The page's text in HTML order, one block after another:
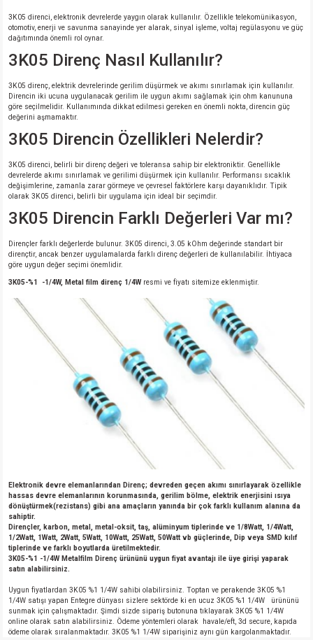
3K05 direnci, elektronik devrelerde yaygın olarak kullanılır. Özellikle telekomünikasyon,
otomotiv, enerji ve savunma sanayinde yer alarak, sinyal işleme, voltaj regülasyonu ve güç
dağıtımında önemli rol oynar.
3K05 Direnç Nasıl Kullanılır?
3K05 direnç, elektrik devrelerinde gerilim düşürmek ve akımı sınırlamak için kullanılır.
Direncin iki ucuna uygulanacak gerilim ile uygun akımı sağlamak için ohm kanununa
göre seçilmelidir. Kullanımında dikkat edilmesi gereken en önemli nokta, direncin güç
değerini aşmamaktır.
3K05 Direncin Özellikleri Nelerdir?
3K05 direnci, belirli bir direnç değeri ve toleransa sahip bir elektroniktir. Genellikle
devrelerde akımı sınırlamak ve gerilimi düşürmek için kullanılır. Performansı sıcaklık
değişimlerine, zamanla zarar görmeye ve çevresel faktörlere karşı dayanıklıdır. Tipik
olarak 3K05 direnci, belirli bir uygulama için ideal bir seçimdir.
3K05 Direncin Farklı Değerleri Var mı?
Dirençler farklı değerlerde bulunur. 3K05 direnci, 3.05 kOhm değerinde standart bir
dirençtir, ancak benzer uygulamalarda farklı direnç değerleri de kullanılabilir. İhtiyaca
göre uygun değer seçimi önemlidir.
3K05-%1 -1/4W, Metal film direnç 1/4Wresmi ve fiyatı sitemize eklenmiştir.
Elektronik devre elemanlarından Direnç; devreden geçen akımı sınırlayarak özellikle
hassas devre elemanlarının korunmasında, gerilim bölme, elektrik enerjisini ısıya
dönüştürmek(rezistans) gibi ana amaçların yanında bir çok farklı kullanım alanına da
sahiptir.
Dirençler, karbon, metal, metal-oksit, taş, alüminyum tiplerinde ve 1/8Watt, 1/4Watt,
1/2Watt, 1Watt, 2Watt, 5Watt, 10Watt, 25Watt, 50Watt vb güçlerinde, Dip veya SMD kılıf
tiplerinde ve farklı boyutlarda üretilmektedir.
3K05-%1 -1/4W Metalfilm Direnç ürününü uygun fiyat avantajı ile üye girişi yaparak
satın alabilirsiniz.
Uygun fiyatlardan 3K05 %1 1/4W sahibi olabilirsiniz. Toptan ve perakende 3K05 %1
1/4W satışı yapan Entegre dünyası sizlere sektörde ki en ucuz 3K05 %1 1/4W ürününü
sunmak için çalışmaktadır. Şimdi sizde sipariş butonuna tıklayarak 3K05 %1 1/4W
online olarak satın alabilirsiniz. Ödeme yöntemleri olarak havale/eft, 3d secure, kapıda
ödeme olarak sıralanmaktadır. 3K05 %1 1/4W siparişiniz aynı gün kargolanmaktadır.